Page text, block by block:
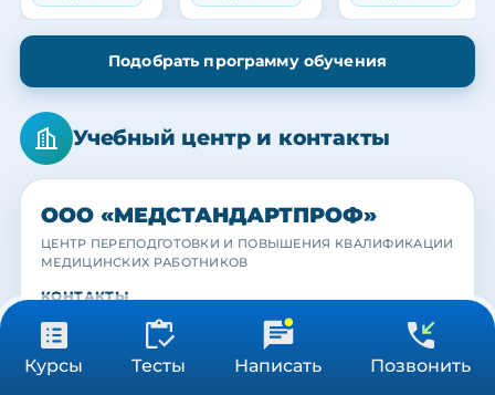
Курсы Тесты Написать Позвонить
Подобрать программу обучения
Учебный центр и контакты
Учебный центр
Практика с действующими специалистами
Наша команда
Преподаватели и кураторы центра
Выпускники
Вручение удостоверений и сертификатов
ООО «МЕДСТАНДАРТПРОФ»
ЦЕНТР ПЕРЕПОДГОТОВКИ И ПОВЫШЕНИЯ КВАЛИФИКАЦИИ
МЕДИЦИНСКИХ РАБОТНИКОВ
КОНТАКТЫ
Telegram
19 500 ₽
144 ч Получить консультацию